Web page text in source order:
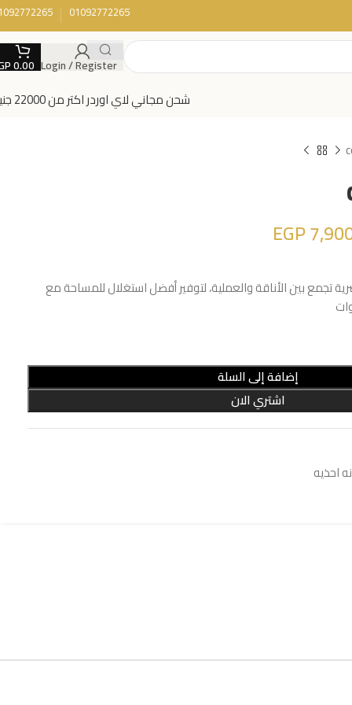
01092772265
Login / Register
0.00
شحن مجاني لاي اوردر اكتر من 22000 جنية
EGP
تجمع بين الأناقة والعملية، لتوفير أفضل استغلال للمساحة مع
إضافة إلى السلة
اشتري الان
احذيه